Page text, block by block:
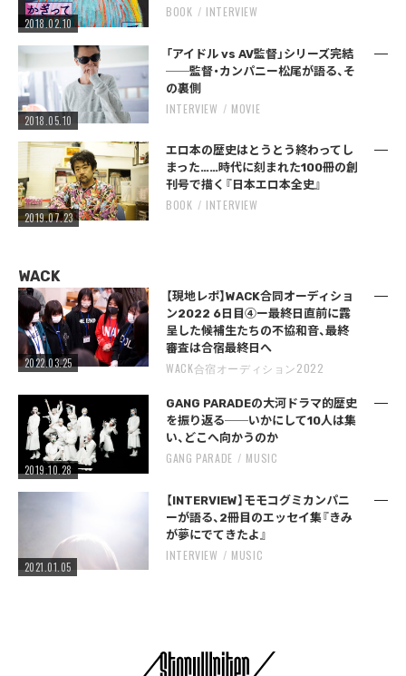
2018.02.10
BOOK INTERVIEW
2018.05.10
「アイドル vs AV監督」シリーズ完結
──監督・カンパニー松尾が語る、そ
の裏側
INTERVIEW MOVIE
2019.07.23
エロ本の歴史はとうとう終わってし
まった……時代に刻まれた100冊の創
刊号で描く『日本エロ本全史』
BOOK INTERVIEW
WACK
2022.03.25
【現地レポ】WACK合同オーディショ
ン2022 6日目④ー最終日直前に露
呈した候補生たちの不協和音、最終
審査は合宿最終日へ
WACK合宿オーディション2022
2019.10.28
GANG PARADEの大河ドラマ的歴史
を振り返る──いかにして10人は集
い、どこへ向かうのか
GANG PARADE MUSIC
2021.01.05
【INTERVIEW】モモコグミカンパニ
ーが語る、2冊目のエッセイ集『きみ
が夢にでてきたよ』
INTERVIEW MUSIC